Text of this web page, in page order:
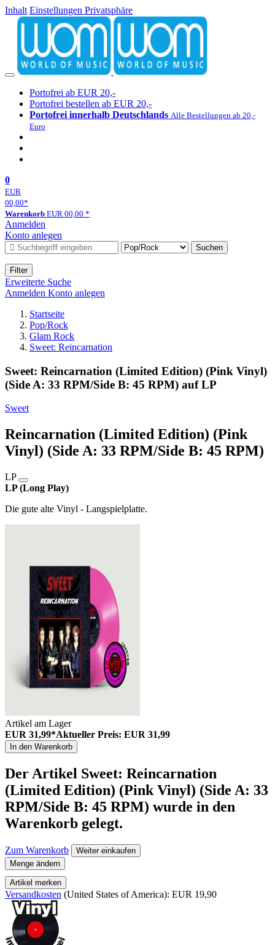
Inhalt Einstellungen Privatsphäre
Portofrei ab EUR 20,-
Portofrei bestellen ab EUR 20,-
Portofrei innerhalb Deutschlands Alle Bestellungen ab 20,-
Euro
0
EUR
00,00*
Warenkorb EUR 00,00 *
Anmelden
Konto anlegen
Suchen
Filter
Erweiterte Suche
Anmelden Konto anlegen
Startseite
Pop/Rock
Glam Rock
Sweet: Reincarnation
Sweet: Reincarnation (Limited Edition) (Pink Vinyl)
(Side A: 33 RPM/Side B: 45 RPM) auf LP
Sweet
Reincarnation (Limited Edition) (Pink
Vinyl) (Side A: 33 RPM/Side B: 45 RPM)
LP
LP (Long Play)
Die gute alte Vinyl - Langspielplatte.
Artikel am Lager
EUR 31,99*Aktueller Preis: EUR 31,99
In den Warenkorb
Der Artikel Sweet: Reincarnation
(Limited Edition) (Pink Vinyl) (Side A: 33
RPM/Side B: 45 RPM) wurde in den
Warenkorb gelegt.
Zum Warenkorb
Weiter einkaufen
Menge ändern
Artikel merken
Versandkosten (United States of America): EUR 19,90